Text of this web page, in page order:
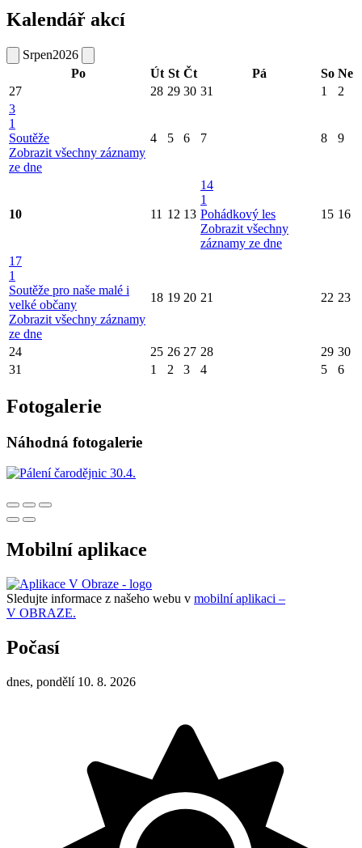
Kalendář akcí
Srpen2026
Po
Út St Čt Pá So Ne
27
28 29 30 31 1
2
3
1
Soutěže
Zobrazit všechny záznamy
ze dne
4 5 6 7 8 9
10 11 12 13
14
1
Pohádkový les
Zobrazit všechny
záznamy ze dne
15 16
17
1
Soutěže pro naše malé i
velké občany
Zobrazit všechny záznamy
ze dne
18 19 20 21 22 23
24 25 26 27 28 29 30
31
1 2 3 4 5 6
Fotogalerie
Náhodná fotogalerie
Mobilní aplikace
Sledujte informace z našeho webu v mobilní aplikaci –
V OBRAZE.
Počasí
dnes, pondělí 10. 8. 2026